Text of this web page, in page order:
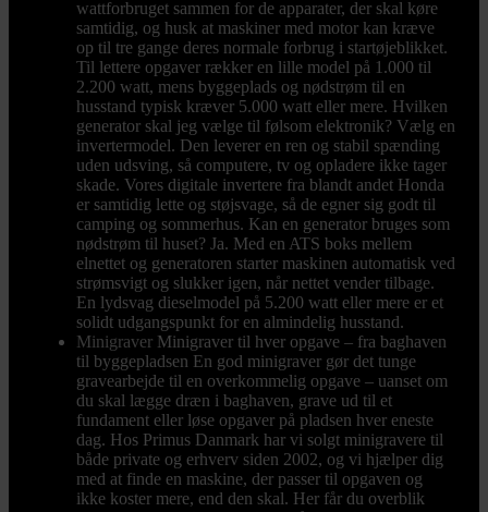
wattforbruget sammen for de apparater, der skal køre
samtidig, og husk at maskiner med motor kan kræve
op til tre gange deres normale forbrug i startøjeblikket.
Til lettere opgaver rækker en lille model på 1.000 til
2.200 watt, mens byggeplads og nødstrøm til en
husstand typisk kræver 5.000 watt eller mere. Hvilken
generator skal jeg vælge til følsom elektronik? Vælg en
invertermodel. Den leverer en ren og stabil spænding
uden udsving, så computere, tv og opladere ikke tager
skade. Vores digitale invertere fra blandt andet Honda
er samtidig lette og støjsvage, så de egner sig godt til
camping og sommerhus. Kan en generator bruges som
nødstrøm til huset? Ja. Med en ATS boks mellem
elnettet og generatoren starter maskinen automatisk ved
strømsvigt og slukker igen, når nettet vender tilbage.
En lydsvag dieselmodel på 5.200 watt eller mere er et
solidt udgangspunkt for en almindelig husstand.
Minigraver Minigraver til hver opgave – fra baghaven
til byggepladsen En god minigraver gør det tunge
gravearbejde til en overkommelig opgave – uanset om
du skal lægge dræn i baghaven, grave ud til et
fundament eller løse opgaver på pladsen hver eneste
dag. Hos Primus Danmark har vi solgt minigravere til
både private og erhverv siden 2002, og vi hjælper dig
med at finde en maskine, der passer til opgaven og
ikke koster mere, end den skal. Her får du overblik